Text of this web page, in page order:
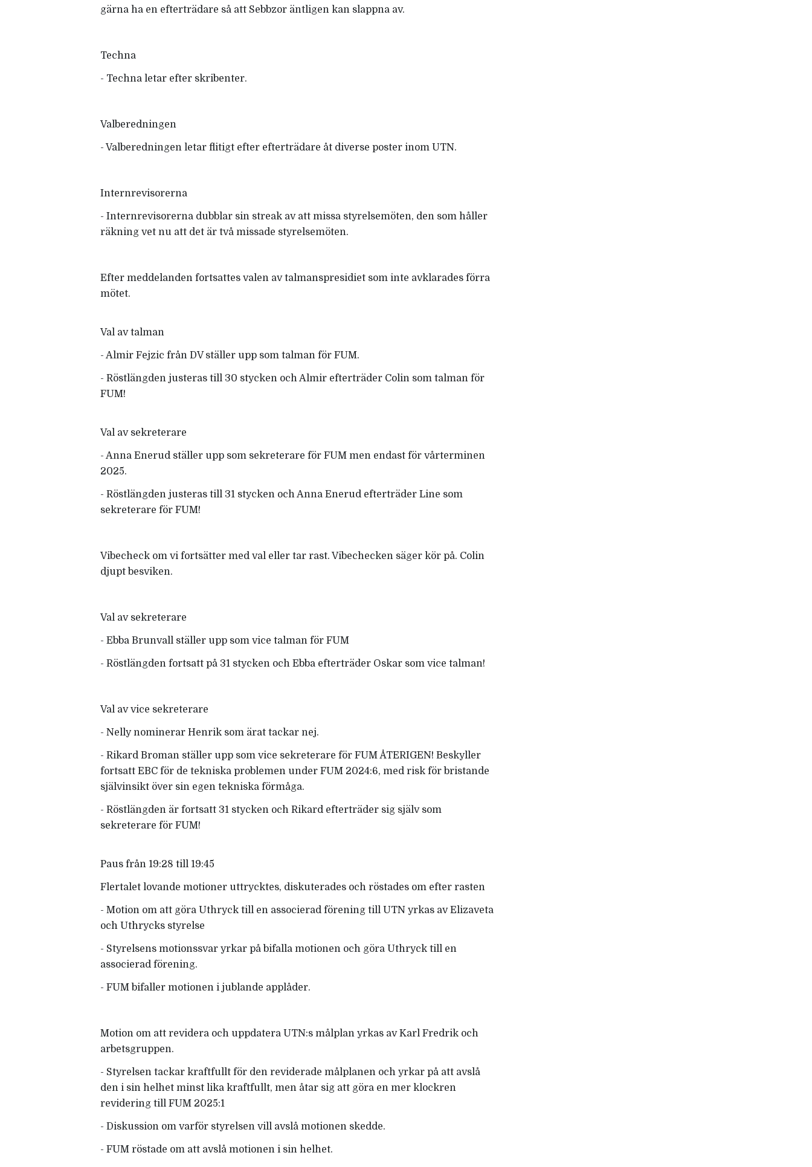
gärna ha en efterträdare så att Sebbzor äntligen kan slappna av.
Techna
- Techna letar efter skribenter.
Valberedningen
- Valberedningen letar flitigt efter efterträdare åt diverse poster inom UTN.
Internrevisorerna
- Internrevisorerna dubblar sin streak av att missa styrelsemöten, den som håller
räkning vet nu att det är två missade styrelsemöten.
Efter meddelanden fortsattes valen av talmanspresidiet som inte avklarades förra
mötet.
Val av talman
- Almir Fejzic från DV ställer upp som talman för FUM.
- Röstlängden justeras till 30 stycken och Almir efterträder Colin som talman för
FUM!
Val av sekreterare
- Anna Enerud ställer upp som sekreterare för FUM men endast för vårterminen
2025.
- Röstlängden justeras till 31 stycken och Anna Enerud efterträder Line som
sekreterare för FUM!
Vibecheck om vi fortsätter med val eller tar rast. Vibechecken säger kör på. Colin
djupt besviken.
Val av sekreterare
- Ebba Brunvall ställer upp som vice talman för FUM
- Röstlängden fortsatt på 31 stycken och Ebba efterträder Oskar som vice talman!
Val av vice sekreterare
- Nelly nominerar Henrik som ärat tackar nej.
- Rikard Broman ställer upp som vice sekreterare för FUM ÅTERIGEN! Beskyller
fortsatt EBC för de tekniska problemen under FUM 2024:6, med risk för bristande
självinsikt över sin egen tekniska förmåga.
- Röstlängden är fortsatt 31 stycken och Rikard efterträder sig själv som
sekreterare för FUM!
Paus från 19:28 till 19:45
Flertalet lovande motioner uttrycktes, diskuterades och röstades om efter rasten
- Motion om att göra Uthryck till en associerad förening till UTN yrkas av Elizaveta
och Uthrycks styrelse
- Styrelsens motionssvar yrkar på bifalla motionen och göra Uthryck till en
associerad förening.
- FUM bifaller motionen i jublande applåder.
Motion om att revidera och uppdatera UTN:s målplan yrkas av Karl Fredrik och
arbetsgruppen.
- Styrelsen tackar kraftfullt för den reviderade målplanen och yrkar på att avslå
den i sin helhet minst lika kraftfullt, men åtar sig att göra en mer klockren
revidering till FUM 2025:1
- Diskussion om varför styrelsen vill avslå motionen skedde.
- FUM röstade om att avslå motionen i sin helhet.